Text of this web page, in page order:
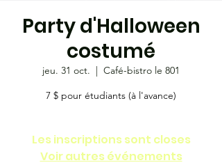
Party d'Halloween
costumé
jeu. 31 oct.
  |
Café-bistro le 801
7 $ pour étudiants (à l'avance)
Les inscriptions sont closes
Voir autres événements